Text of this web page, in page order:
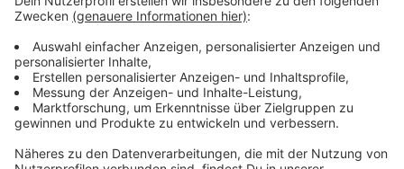
Spenden für neue Drohnen
Anzeige
Weil so viele Kitze vor dem Tod bewahrt werden
konnten, will die Jägerschaft für die nächsten Jahre
noch weitere Drohnen anschaffen oder die alten